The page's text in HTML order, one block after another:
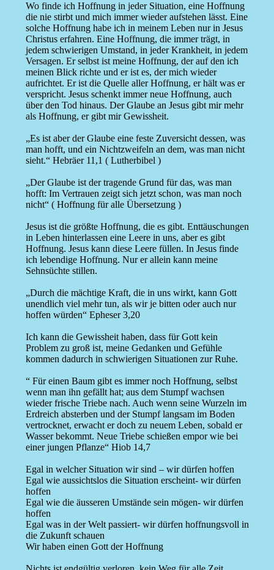
Wo finde ich Hoffnung in jeder Situation, eine Hoffnung
die nie stirbt und mich immer wieder aufstehen lässt. Eine
solche Hoffnung habe ich in meinem Leben nur in Jesus
Christus erfahren. Eine Hoffnung, die immer trägt, in
jedem schwierigen Umstand, in jeder Krankheit, in jedem
Versagen. Er selbst ist meine Hoffnung, der auf den ich
meinen Blick richte und er ist es, der mich wieder
aufrichtet. Er ist die Quelle aller Hoffnung, er hält was er
verspricht. Jesus schenkt immer neue Hoffnung, auch
über den Tod hinaus. Der Glaube an Jesus gibt mir mehr
als Hoffnung, er gibt mir Gewissheit.
„Es ist aber der Glaube eine feste Zuversicht dessen, was
man hofft, und ein Nichtzweifeln an dem, was man nicht
sieht.“ Hebräer 11,1 ( Lutherbibel )
„Der Glaube ist der tragende Grund für das, was man
hofft: Im Vertrauen zeigt sich jetzt schon, was man noch
nicht“ ( Hoffnung für alle Übersetzung )
Jesus ist die größte Hoffnung, die es gibt. Enttäuschungen
in Leben hinterlassen eine Leere in uns, aber es gibt
Hoffnung. Jesus kann diese Leere füllen. In Jesus finde
ich lebendige Hoffnung. Nur er allein kann meine
Sehnsüchte stillen.
„Durch die mächtige Kraft, die in uns wirkt, kann Gott
unendlich viel mehr tun, als wir je bitten oder auch nur
hoffen würden“ Epheser 3,20
Ich kann die Gewissheit haben, dass für Gott kein
Problem zu groß ist, meine Gedanken und Gefühle
kommen dadurch in schwierigen Situationen zur Ruhe.
“ Für einen Baum gibt es immer noch Hoffnung, selbst
wenn man ihn gefällt hat; aus dem Stumpf wachsen
wieder frische Triebe nach. Auch wenn seine Wurzeln im
Erdreich absterben und der Stumpf langsam im Boden
vertrocknet, erwacht er doch zu neuem Leben, sobald er
Wasser bekommt. Neue Triebe schießen empor wie bei
einer jungen Pflanze“ Hiob 14,7
Egal in welcher Situation wir sind – wir dürfen hoffen
Egal wie aussichtslos die Situation erscheint- wir dürfen
hoffen
Egal wie die äusseren Umstände sein mögen- wir dürfen
hoffen
Egal was in der Welt passiert- wir dürfen hoffnungsvoll in
die Zukunft schauen
Wir haben einen Gott der Hoffnung